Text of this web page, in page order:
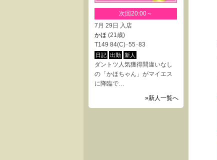
次回20:00～
7月 29日 入店
かほ (21歳)
T149 84(C)･55･83
日記 出勤 新人
ダントツ人気獲得間違いなし
の「かほちゃん」がマイエス
に降臨で…
»新人一覧へ